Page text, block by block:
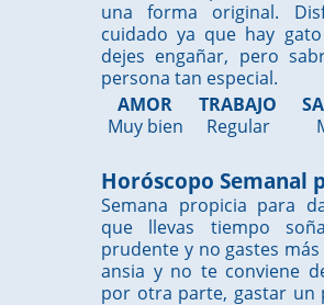
una forma original.
cuidado ya que hay
dejes engañar, pero
persona tan especial.
AMOR
Muy bien
TRABAJO
Regular
Horóscopo Semanal
Semana propicia para
que llevas tiempo
prudente y no gastes
ansia y no te conviene
por otra parte, gastar un